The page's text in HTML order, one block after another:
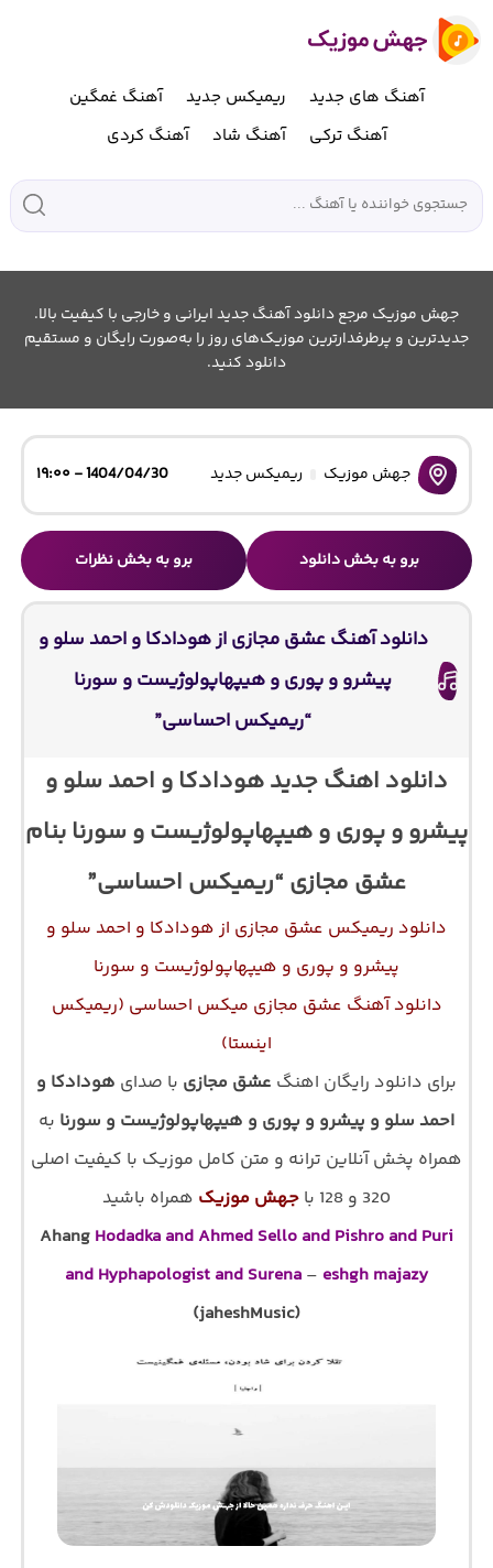
آهنگ های جدید ریمیکس جدید
آهنگ غمگین
آهنگ ترکی
آهنگ شاد آهنگ کردی
جهش موزیک مرجع دانلود آهنگ جدید ایرانی و خارجی با کیفیت بالا.
جدیدترین و پرطرفدارترین موزیک‌های روز را به‌صورت رایگان و مستقیم
دانلود کنید.
جهش موزیک ریمیکس جدید 1404/04/30 - ۱۹:۰۰
برو به بخش دانلود برو به بخش نظرات
دانلود آهنگ عشق مجازی از هودادکا و احمد سلو و
پیشرو و پوری و هیپهاپولوژیست و سورنا
“ریمیکس احساسی”
دانلود اهنگ جدید هودادکا و احمد سلو و
پیشرو و پوری و هیپهاپولوژیست و سورنا بنام
عشق مجازی “ریمیکس احساسی”
دانلود ریمیکس عشق مجازی از هودادکا و احمد سلو و
پیشرو و پوری و هیپهاپولوژیست و سورنا
دانلود آهنگ عشق مجازی میکس احساسی (ریمیکس
اینستا)
برای دانلود رایگان اهنگ عشق مجازی با صدای هودادکا و
احمد سلو و پیشرو و پوری و هیپهاپولوژیست و سورنا به
همراه پخش آنلاین ترانه و متن کامل موزیک با کیفیت اصلی
320 و 128 با
جهش موزیک همراه باشید
Ahang Hodadka and Ahmed Sello and Pishro and Puri
and Hyphapologist and Surena – eshgh majazy
(jaheshMusic)